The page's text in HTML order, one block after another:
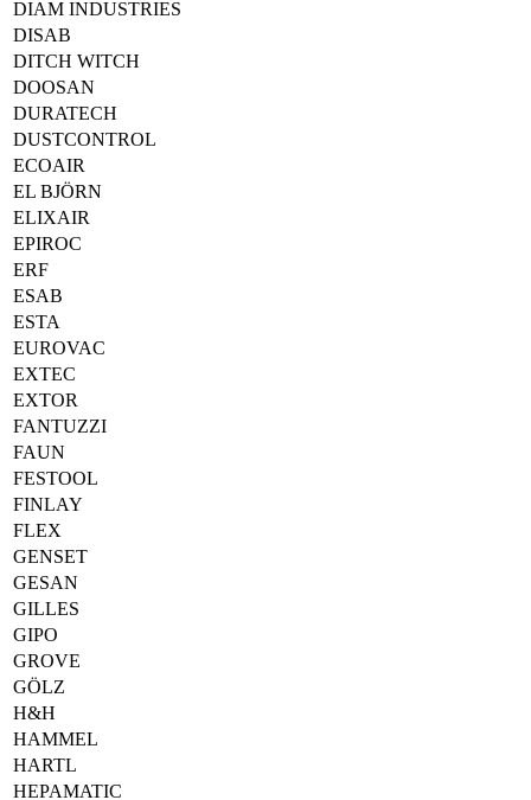
DIAM INDUSTRIES
DISAB
DITCH WITCH
DOOSAN
DURATECH
DUSTCONTROL
ECOAIR
EL BJÖRN
ELIXAIR
EPIROC
ERF
ESAB
ESTA
EUROVAC
EXTEC
EXTOR
FANTUZZI
FAUN
FESTOOL
FINLAY
FLEX
GENSET
GESAN
GILLES
GIPO
GROVE
GÖLZ
H&H
HAMMEL
HARTL
HEPAMATIC